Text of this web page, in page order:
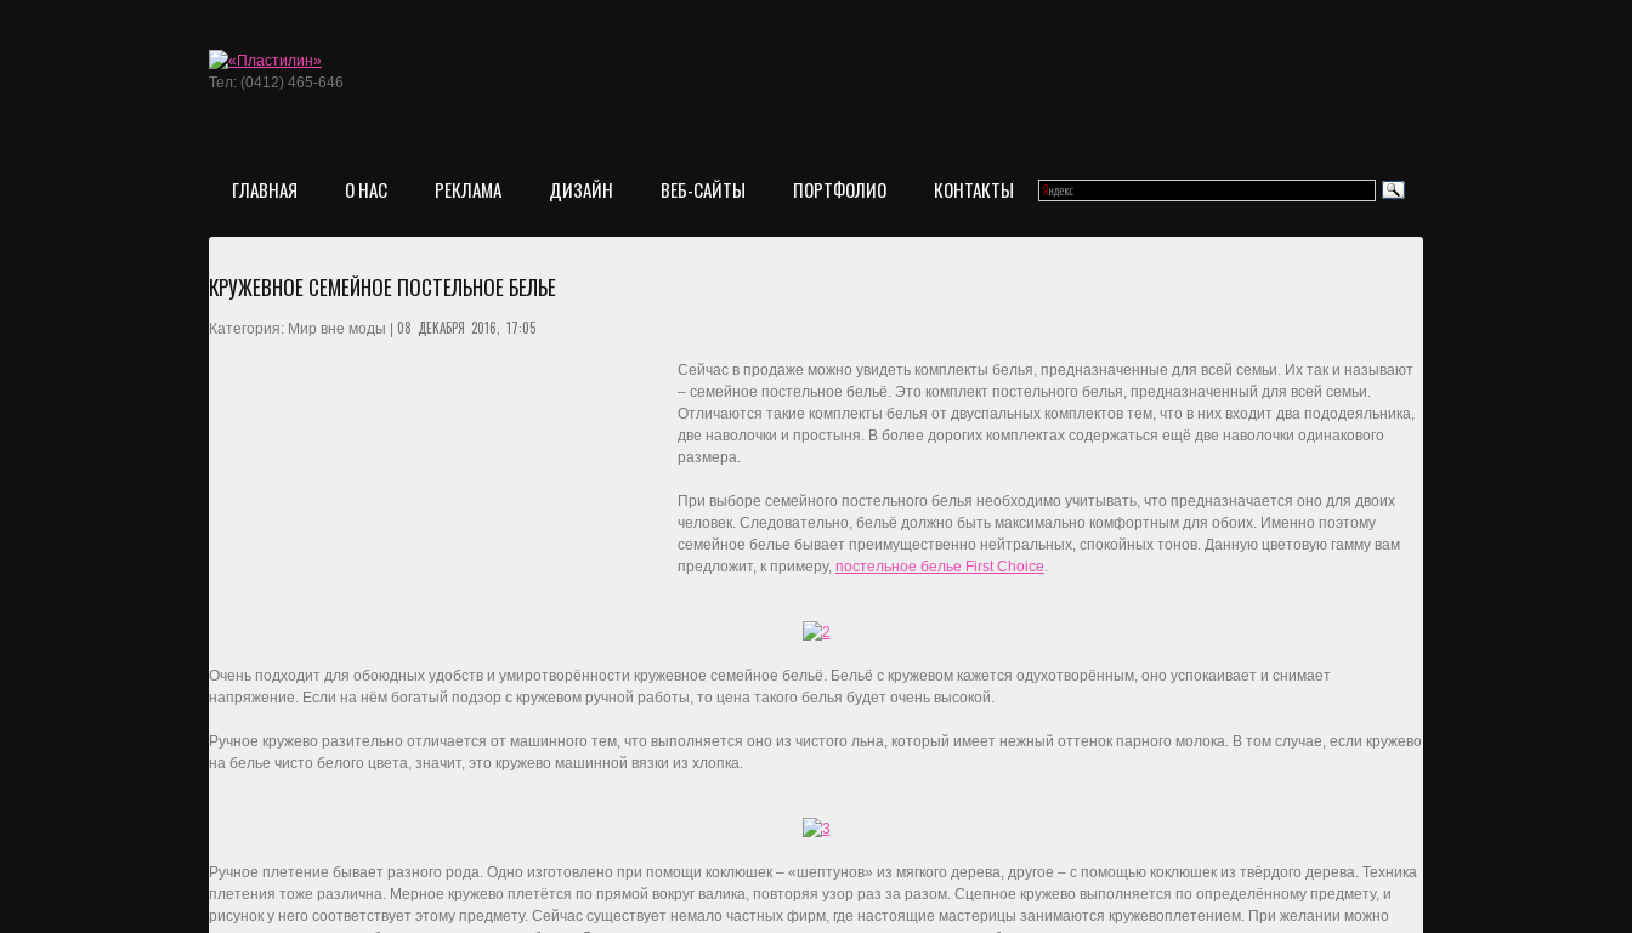
Тел: (0412) 465-646
ГЛАВНАЯ О НАС РЕКЛАМА ДИЗАЙН ВЕБ-САЙТЫ ПОРТФОЛИО КОНТАКТЫ
КРУЖЕВНОЕ СЕМЕЙНОЕ ПОСТЕЛЬНОЕ БЕЛЬЕ
Категория: Мир вне моды | 08 ДЕКАБРЯ 2016, 17:05
Сейчас в продаже можно увидеть комплекты белья, предназначенные для всей семьи. Их так и называют
– семейное постельное бельё. Это комплект постельного белья, предназначенный для всей семьи.
Отличаются такие комплекты белья от двуспальных комплектов тем, что в них входит два пододеяльника,
две наволочки и простыня. В более дорогих комплектах содержаться ещё две наволочки одинакового
размера.
При выборе семейного постельного белья необходимо учитывать, что предназначается оно для двоих
человек. Следовательно, бельё должно быть максимально комфортным для обоих. Именно поэтому
семейное белье бывает преимущественно нейтральных, спокойных тонов. Данную цветовую гамму вам
предложит, к примеру, постельное белье First Choice.
Очень подходит для обоюдных удобств и умиротворённости кружевное семейное бельё. Бельё с кружевом кажется одухотворённым, оно успокаивает и снимает
напряжение. Если на нём богатый подзор с кружевом ручной работы, то цена такого белья будет очень высокой.
Ручное кружево разительно отличается от машинного тем, что выполняется оно из чистого льна, который имеет нежный оттенок парного молока. В том случае, если кружево
на белье чисто белого цвета, значит, это кружево машинной вязки из хлопка.
Ручное плетение бывает разного рода. Одно изготовлено при помощи коклюшек – «шептунов» из мягкого дерева, другое – с помощью коклюшек из твёрдого дерева. Техника
плетения тоже различна. Мерное кружево плетётся по прямой вокруг валика, повторяя узор раз за разом. Сцепное кружево выполняется по определённому предмету, и
рисунок у него соответствует этому предмету. Сейчас существует немало частных фирм, где настоящие мастерицы занимаются кружевоплетением. При желании можно